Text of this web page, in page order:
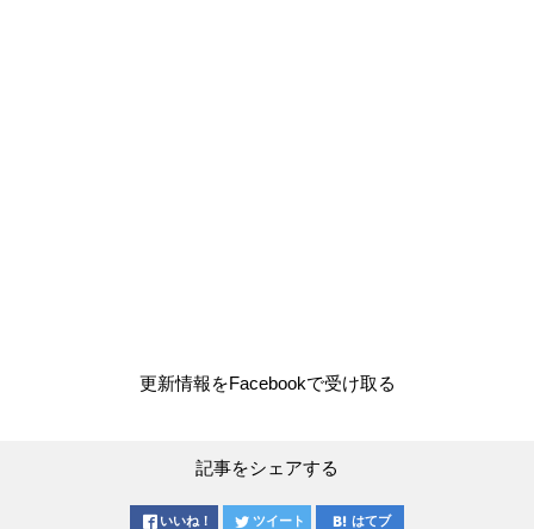
更新情報をFacebookで受け取る
記事をシェアする
いいね！ ツイート はてブ